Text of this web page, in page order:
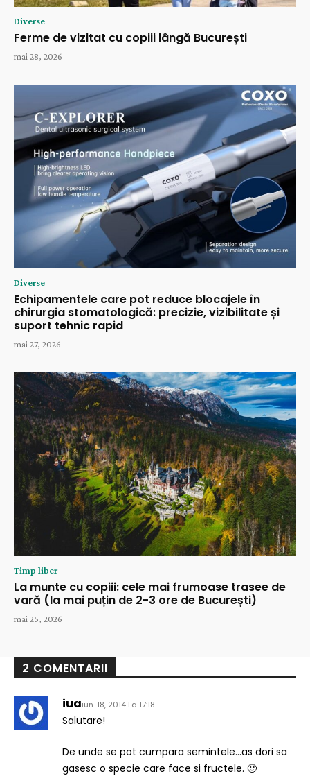
Diverse
Ferme de vizitat cu copiii lângă București
mai 28, 2026
Diverse
Echipamentele care pot reduce blocajele în
chirurgia stomatologică: precizie, vizibilitate și
suport tehnic rapid
mai 27, 2026
Timp liber
La munte cu copiii: cele mai frumoase trasee de
vară (la mai puțin de 2-3 ore de București)
mai 25, 2026
2 COMENTARII
iuaiun. 18, 2014 La 17:18
Salutare!
De unde se pot cumpara semintele…as dori sa
gasesc o specie care face si fructele. 🙂